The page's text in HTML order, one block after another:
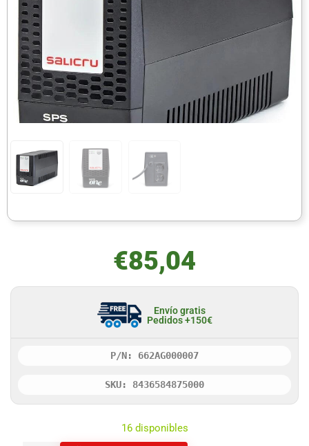
€85,04
Envío gratis
Pedidos +150€
P/N: 662AG000007
SKU: 8436584875000
16 disponibles